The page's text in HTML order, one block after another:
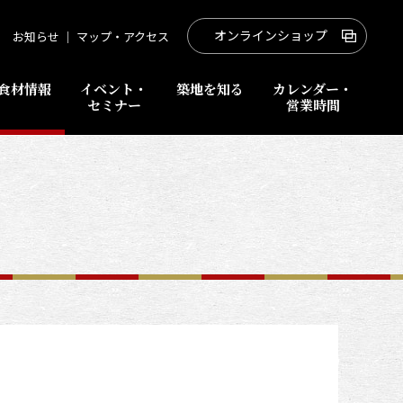
材情報
イベント・
セミナー
築地を知る
カレンダー・
営業時間
お知らせ ｜ マップ・アクセス オンラインショップ